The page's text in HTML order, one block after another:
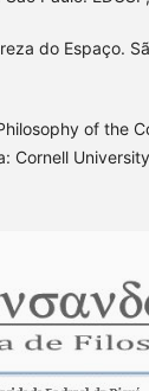
do Espaço.
of the
Cornell